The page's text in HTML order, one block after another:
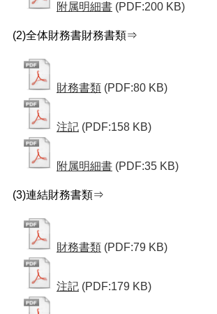
附属明細書 (PDF:200 KB)
(2)全体財務書財務書類⇒
財務書類 (PDF:80 KB)
注記 (PDF:158 KB)
附属明細書 (PDF:35 KB)
(3)連結財務書類⇒
財務書類 (PDF:79 KB)
注記 (PDF:179 KB)